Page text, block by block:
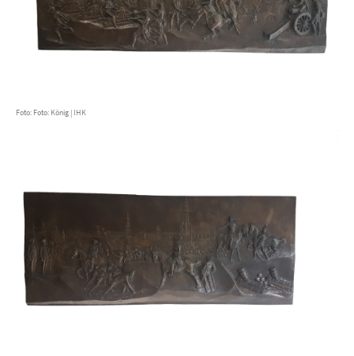
Foto: Foto: König | IHK